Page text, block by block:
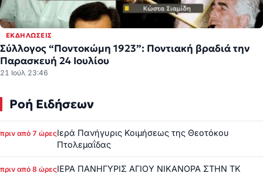
ΕΚΔΗΛΏΣΕΙΣ
Σύλλογος “Ποντοκώμη 1923”: Ποντιακή βραδιά την
Παρασκευή 24 Ιουλίου
21 Ιούλ 23:46
Ροή Ειδήσεων
πριν από 7 ώρεςΙερά Πανήγυρις Κοιμήσεως της Θεοτόκου
Πτολεμαΐδας
πριν από 8 ώρεςΙΕΡΑ ΠΑΝΗΓΥΡΙΣ ΑΓΙΟΥ ΝΙΚΑΝΟΡΑ ΣΤΗΝ ΤΚ